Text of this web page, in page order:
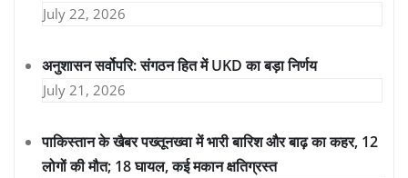
July 22, 2026
अनुशासन सर्वोपरि: संगठन हित में UKD का बड़ा निर्णय
July 21, 2026
पाकिस्तान के खैबर पख्तूनख्वा में भारी बारिश और बाढ़ का कहर, 12
लोगों की मौत; 18 घायल, कई मकान क्षतिग्रस्त